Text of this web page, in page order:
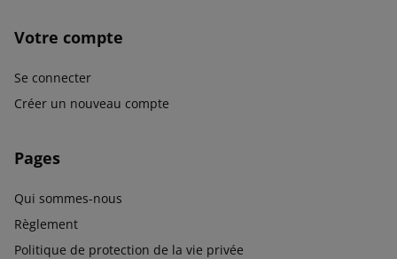
Votre compte
Se connecter
Créer un nouveau compte
Pages
Qui sommes-nous
Règlement
Politique de protection de la vie privée